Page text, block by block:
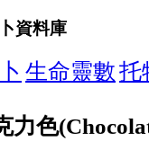
資料庫
生命靈數托
力色